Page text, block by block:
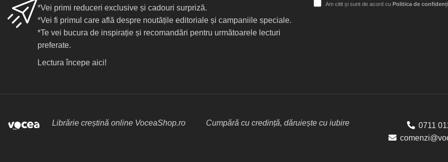
*Vei primi reduceri exclusive și cadouri surpriză.
*Vei fi primul care află despre noutățile editoriale și campaniile speciale.
*Te vei bucura de inspirație și recomandări pentru următoarele lecturi
preferate.
Lectura începe aici!
Am citit și sunt de acord cu Politica de
Librărie creștină online VoceaShop.ro Cumpără cu credință, dăruiește cu iubire
0711